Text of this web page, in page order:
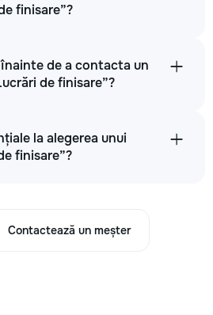
finisare”?
de a contacta un
de finisare”?
la alegerea unui
finisare”?
Contactează un meșter